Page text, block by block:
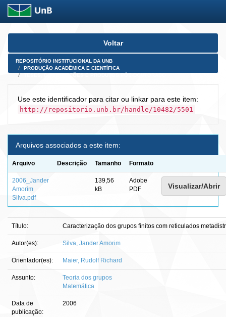
Skip
Voltar
REPOSITÓRIO INSTITUCIONAL DA UNB
PRODUÇÃO ACADÊMICA E CIENTÍFICA
Use este identificador para citar ou linkar para este item:
http://repositorio.unb.br/handle/10482/5501
Arquivos associados a este item:
Arquivo Descrição Tamanho Formato
2006_Jander
Amorim
Silva.pdf
139,56
kB
Adobe
PDF
Visualizar/Abrir
Título: Caracterização dos grupos finitos com reticulados
Autor(es): Silva, Jander Amorim
Orientador(es): Maier, Rudolf Richard
Assunto:
Teoria dos grupos
Matemática
Data de
publicação:
2006